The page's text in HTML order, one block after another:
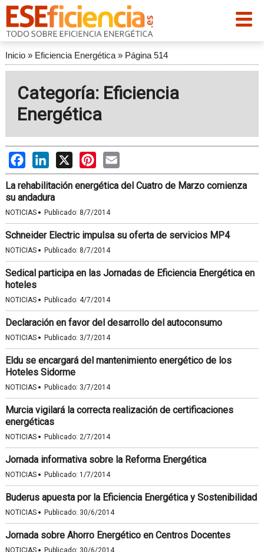
Inicio» Eficiencia Energética» Página 514
Categoría: Eficiencia
Energética
FacebookLinkedIn
X PinterestEmail
La rehabilitación energética del Cuatro de Marzo comienza
su andadura
NOTICIAS · Publicado: 8/7/2014
Schneider Electric impulsa su oferta de servicios MP4
NOTICIAS · Publicado: 8/7/2014
Sedical participa en las Jornadas de Eficiencia Energética en
hoteles
NOTICIAS · Publicado: 4/7/2014
Declaración en favor del desarrollo del autoconsumo
NOTICIAS · Publicado: 3/7/2014
Eldu se encargará del mantenimiento energético de los
Hoteles Sidorme
NOTICIAS · Publicado: 3/7/2014
Murcia vigilará la correcta realización de certificaciones
energéticas
NOTICIAS · Publicado: 2/7/2014
Jornada informativa sobre la Reforma Energética
NOTICIAS · Publicado: 1/7/2014
Buderus apuesta por la Eficiencia Energética y Sostenibilidad
NOTICIAS · Publicado: 30/6/2014
Jornada sobre Ahorro Energético en Centros Docentes
NOTICIAS Publicado: 30/6/2014